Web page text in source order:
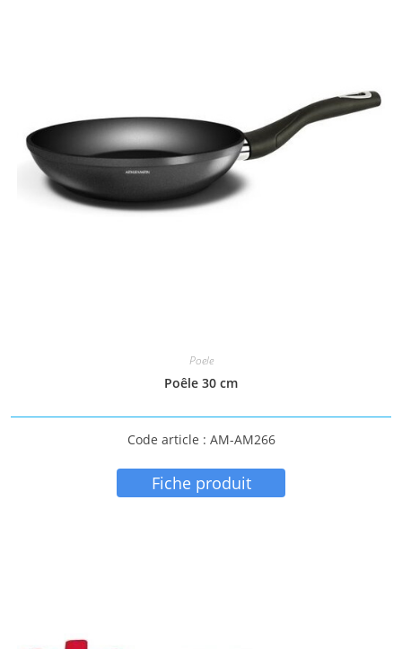
Poele
Poêle 30 cm
Code article : AM-AM266
Fiche produit